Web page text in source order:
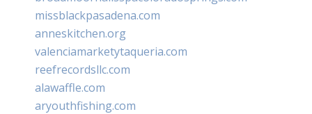
missblackpasadena.com
anneskitchen.org
valenciamarketytaqueria.com
reefrecordsllc.com
alawaffle.com
aryouthfishing.com